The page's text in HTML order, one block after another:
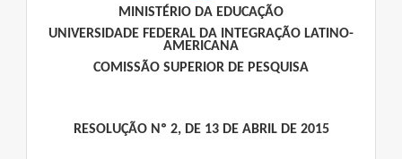
MINISTÉRIO DA EDUCAÇÃO
UNIVERSIDADE FEDERAL DA INTEGRAÇÃO LATINO-
AMERICANA
COMISSÃO SUPERIOR DE PESQUISA
RESOLUÇÃO Nº 2, DE 13 DE ABRIL DE 2015